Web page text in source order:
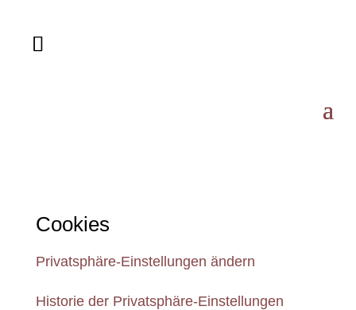
Cookies
Privatsphäre-Einstellungen ändern
Historie der Privatsphäre-Einstellungen